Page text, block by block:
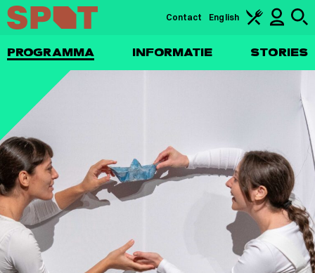
PROGRAMMA INFORMATIE STORIES
Contact English